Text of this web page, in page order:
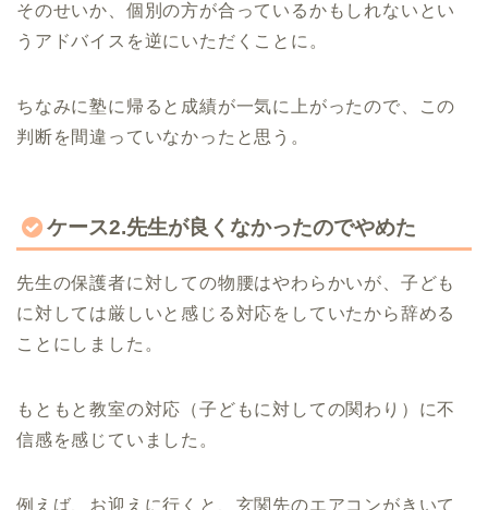
そのせいか、個別の方が合っているかもしれないとい
うアドバイスを逆にいただくことに。
ちなみに塾に帰ると成績が一気に上がったので、この
判断を間違っていなかったと思う。
ケース2.先生が良くなかったのでやめた
先生の保護者に対しての物腰はやわらかいが、子ども
に対しては厳しいと感じる対応をしていたから辞める
ことにしました。
もともと教室の対応（子どもに対しての関わり）に不
信感を感じていました。
例えば、お迎えに行くと、玄関先のエアコンがきいて